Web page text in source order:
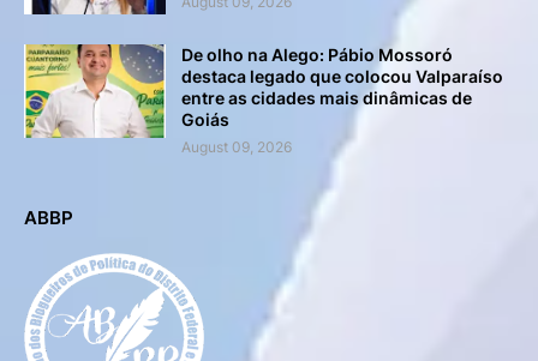
De olho na Alego: Pábio Mossoró
destaca legado que colocou Valparaíso
entre as cidades mais dinâmicas de
Goiás
August 09, 2026
ABBP